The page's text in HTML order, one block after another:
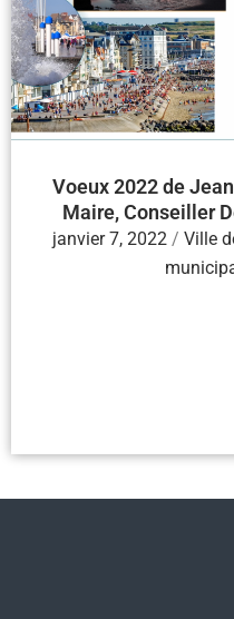
Voeux 2022 de
Maire, Conseiller
janvier 7, 2022 / Ville